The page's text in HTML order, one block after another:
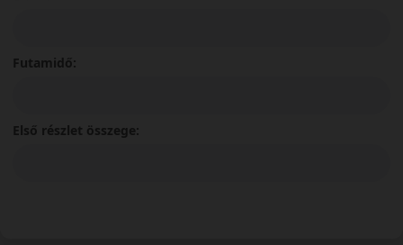
Futamidő:
Első részlet összege: